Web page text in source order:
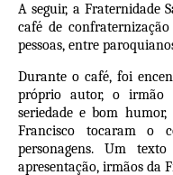
A seguir, a Fraternidade
café de
pessoas, entre
Durante o café, foi
próprio autor, o irmão
seriedade e bom
Francisco tocaram o
personagens. Um
apresentação, irmãos da